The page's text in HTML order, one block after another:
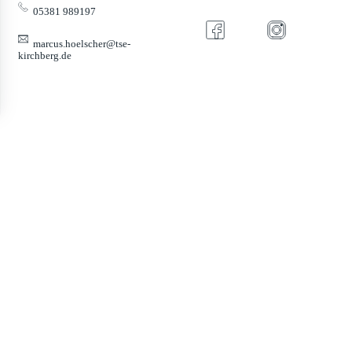
05381 989197
marcus.hoelscher@tse-
kirchberg.de